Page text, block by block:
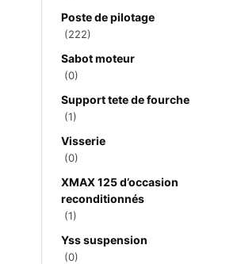
Poste de pilotage
(222)
Sabot moteur
(0)
Support tete de fourche
(1)
Visserie
(0)
XMAX 125 d’occasion
reconditionnés
(1)
Yss suspension
(0)